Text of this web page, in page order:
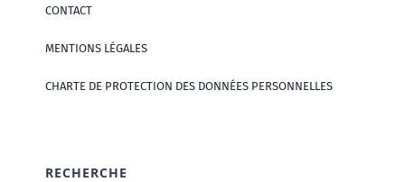
CONTACT
MENTIONS LÉGALES
CHARTE DE PROTECTION DES DONNÉES PERSONNELLES
RECHERCHE